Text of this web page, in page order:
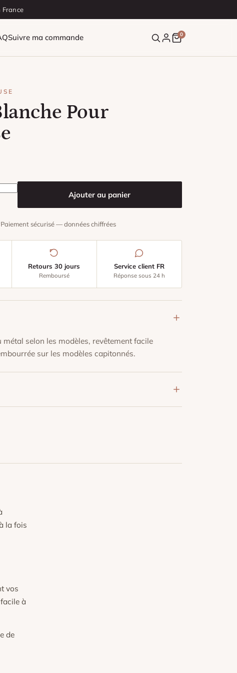
France
Suivre ma commande 0
Pour
Pour Coiffeuse
Ajouter au panier
Paiement sécurisé — données chiffrées
Retours 30 jours
Remboursé
Service client FR
Réponse sous 24 h
métal selon les modèles, revêtement facile
sur les modèles capitonnés.
la fois
vos
à
de